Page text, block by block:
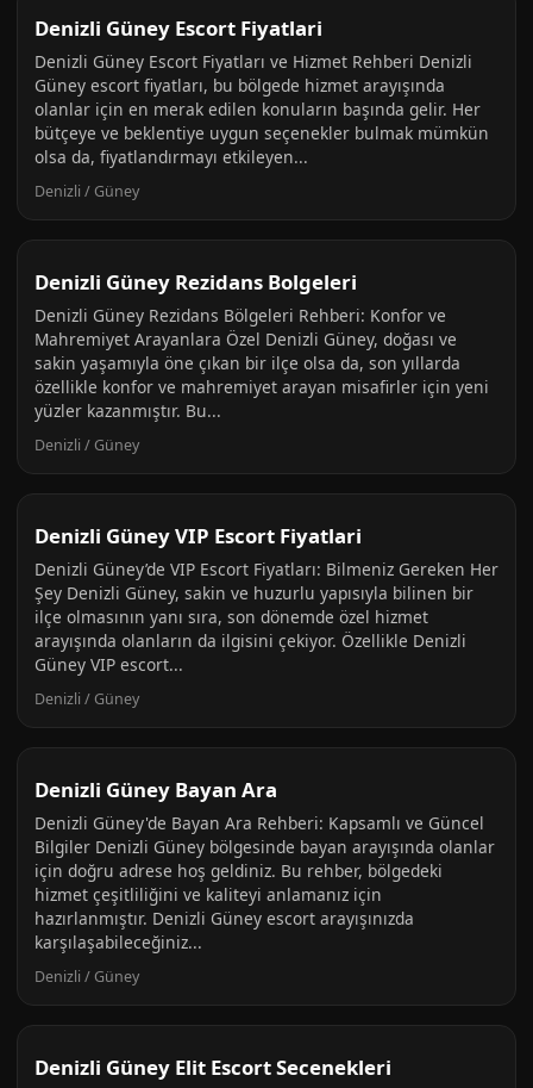
Denizli Güney Escort Fiyatlari
Denizli Güney Escort Fiyatları ve Hizmet Rehberi Denizli
Güney escort fiyatları, bu bölgede hizmet arayışında
olanlar için en merak edilen konuların başında gelir. Her
bütçeye ve beklentiye uygun seçenekler bulmak mümkün
olsa da, fiyatlandırmayı etkileyen...
Denizli / Güney
Denizli Güney Rezidans Bolgeleri
Denizli Güney Rezidans Bölgeleri Rehberi: Konfor ve
Mahremiyet Arayanlara Özel Denizli Güney, doğası ve
sakin yaşamıyla öne çıkan bir ilçe olsa da, son yıllarda
özellikle konfor ve mahremiyet arayan misafirler için yeni
yüzler kazanmıştır. Bu...
Denizli / Güney
Denizli Güney VIP Escort Fiyatlari
Denizli Güney’de VIP Escort Fiyatları: Bilmeniz Gereken Her
Şey Denizli Güney, sakin ve huzurlu yapısıyla bilinen bir
ilçe olmasının yanı sıra, son dönemde özel hizmet
arayışında olanların da ilgisini çekiyor. Özellikle Denizli
Güney VIP escort...
Denizli / Güney
Denizli Güney Bayan Ara
Denizli Güney'de Bayan Ara Rehberi: Kapsamlı ve Güncel
Bilgiler Denizli Güney bölgesinde bayan arayışında olanlar
için doğru adrese hoş geldiniz. Bu rehber, bölgedeki
hizmet çeşitliliğini ve kaliteyi anlamanız için
hazırlanmıştır. Denizli Güney escort arayışınızda
karşılaşabileceğiniz...
Denizli / Güney
Denizli Güney Elit Escort Secenekleri